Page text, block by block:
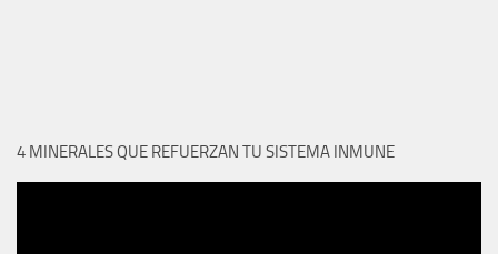
4 MINERALES QUE REFUERZAN TU SISTEMA INMUNE